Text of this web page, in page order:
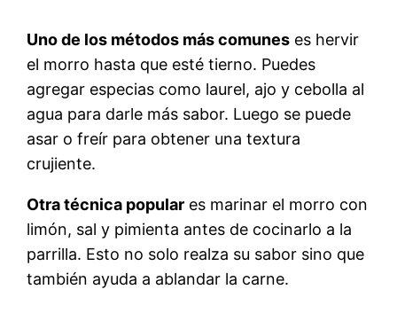
Uno de los métodos más comunes es hervir
el morro hasta que esté tierno. Puedes
agregar especias como laurel, ajo y cebolla al
agua para darle más sabor. Luego se puede
asar o freír para obtener una textura
crujiente.
Otra técnica popular es marinar el morro con
limón, sal y pimienta antes de cocinarlo a la
parrilla. Esto no solo realza su sabor sino que
también ayuda a ablandar la carne.